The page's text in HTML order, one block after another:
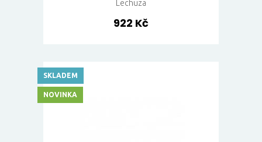
Lechuza
922 Kč
SKLADEM
NOVINKA